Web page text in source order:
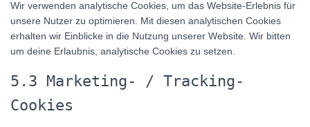
Wir verwenden analytische Cookies, um das Website-Erlebnis für
unsere Nutzer zu optimieren. Mit diesen analytischen Cookies
erhalten wir Einblicke in die Nutzung unserer Website. Wir bitten
um deine Erlaubnis, analytische Cookies zu setzen.
5.3 Marketing- / Tracking-
Cookies